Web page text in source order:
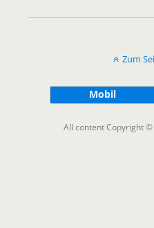
Zum
Mobil
All content Copyright